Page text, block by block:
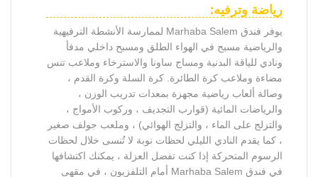
رياضة وترفيه:
يوفر فندق Marhaba Salem لممارسة الأنشطة الترفيهية
والرياضية مسبح في الهواء الطلق ومسبح داخلي مدفأ
ونادي للياقة البدنية ومساج ساونا والاسترخاء وملاعب تنس
مضاءة وملاعب كرة الطائرة. كرة السلة وكرة القدم ،
وصالة ألعاب رياضية مجهزة بمعدات تدريب الوزن ،
والرياضات المائية (قوارب التجديف ، وركوب الأمواج ،
والتزلج على الماء ، والتزلج الهوائي) ، وملعب جولف صغير
، كما يقدم النادي الليلي لحظات نوبة لا تُنسى خلال لحظات
الرسوم المتحركة إذا كنت تفضل العزلة ، يمكنك اكتشافها
في فندق Marhaba Salem أمام التلفزيون ، في مقهى